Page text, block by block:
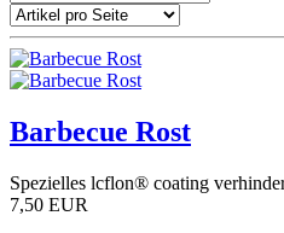
Barbecue Rost
Spezielles lcflon® coating
7,50 EUR